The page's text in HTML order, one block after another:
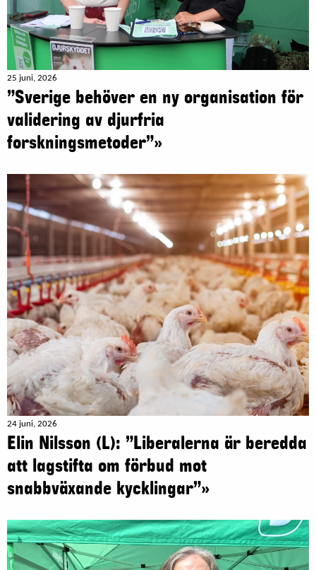
25 juni, 2026
”Sverige behöver en ny organisation för
validering av djurfria
forskningsmetoder”»
24 juni, 2026
Elin Nilsson (L): ”Liberalerna är beredda
att lagstifta om förbud mot
snabbväxande kycklingar”»